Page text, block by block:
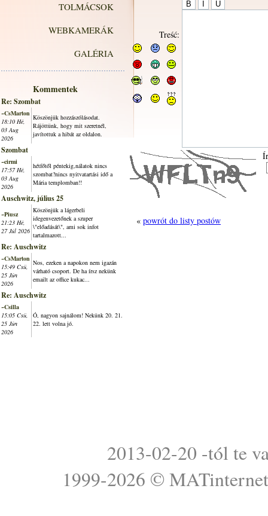
TOLMÁCSOK
WEBKAMERÁK
GALÉRIA
Kommentek
Re: Szombat
~CsMarton
18:10 Hé,
03 Aug
2026
Köszönjük hozzászólásodat.
Rájöttünk, hogy mit szeretnél,
javítottuk a hibát az oldalon.
Szombat
~cirmi
17:57 Hé,
03 Aug
2026
hétfőtől péntekig,nálatok nincs
szombat?nincs nyitvatartási idő a
Mária templomban!!
Auschwitz, július 25
~Piusz
21:23 Hé,
27 Júl 2026
Köszönjük a lágerbeli
idegenvezetőnek a szuper
\"előadását\", ami sok infot
tartalmazott...
Re: Auschwitz
~CsMarton
15:49 Csü,
25 Jún
2026
Nos, ezeken a napokon nem igazán
várható csoport. De ha írsz nekünk
emailt az office kukac...
Re: Auschwitz
~Csilla
15:05 Csü,
25 Jún
2026
Ó, nagyon sajnálom! Nekünk 20. 21.
22. lett volna jó.
Treść:
« powrót do listy postów
2013-02-20 -tól te
1999-2026 © MATinternet